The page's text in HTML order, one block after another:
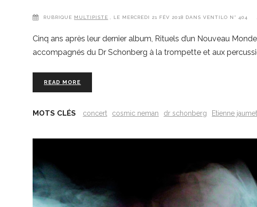
RUBRIQUE MULTIPISTE , LE MERCREDI 21 FÉV 2018 DANS VENTILO N° 404
Cinq ans après leur dernier album, Rituels d’un Nouveau
accompagnés du Dr Schonberg à la trompette et aux
READ MORE
MOTS CLÉS concert cosmic neman dr schonberg Etienne jaumet